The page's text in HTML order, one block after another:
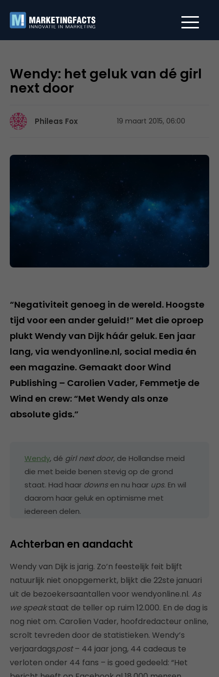
Wendy: het geluk van dé girl
next door
Phileas Fox 19 maart 2015, 06:00
“Negativiteit genoeg in de wereld. Hoogste
tijd voor een ander geluid!” Met die oproep
plukt Wendy van Dijk háár geluk. Een jaar
lang, via wendyonline.nl, social media én
een magazine. Gemaakt door Wind
Publishing – Carolien Vader, Femmetje de
Wind en crew: “Met Wendy als onze
absolute gids.”
Wendy, dé girl next door, de Hollandse meid
die met beide benen stevig op de grond
staat. Had haar downsen nu haar ups. En wil
daarom haar geluk en optimisme met
iedereen delen.
Achterban en aandacht
Wendy van Dijk is jarig. Zo’n feestelijk feit blijft
natuurlijk niet onopgemerkt, blijkt die 22ste januari
uit de bezoekersaantallen voor wendyonline.nl. As
we speakstaat de teller op ruim 12.000. En de dag is
nog niet om. Carolien Vader, hoofdredacteur online,
scrolt tevreden door de statistieken. Wendy’s
verjaardagspost– 44 jaar jong, 44 cadeaus te
verloten onder 44 fans – is goed gedeeld: “Het